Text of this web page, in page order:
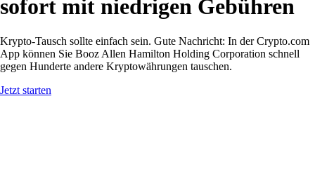
sofort mit niedrigen Gebühren
Krypto-Tausch sollte einfach sein. Gute Nachricht: In der Crypto.com
App können Sie Booz Allen Hamilton Holding Corporation schnell
gegen Hunderte andere Kryptowährungen tauschen.
Jetzt starten